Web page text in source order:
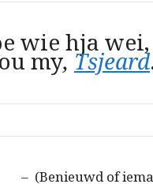
wie hja
my,Tsjeard
– (Benieuwd of